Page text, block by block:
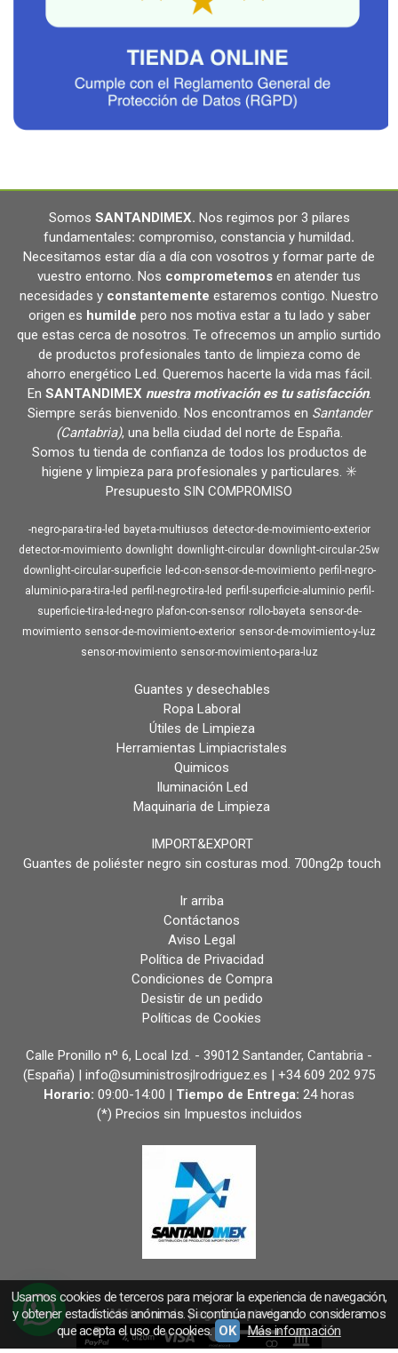
Somos SANTANDIMEX. Nos regimos por 3 pilares
fundamentales: compromiso, constancia y humildad.
Necesitamos estar día a día con vosotros y formar parte de
vuestro entorno. Nos comprometemos en atender tus
necesidades y constantemente estaremos contigo. Nuestro
origen es humilde pero nos motiva estar a tu lado y saber
que estas cerca de nosotros. Te ofrecemos un amplio surtido
de productos profesionales tanto de limpieza como de
ahorro energético Led. Queremos hacerte la vida mas fácil.
En SANTANDIMEX nuestra motivación es tu satisfacción.
Siempre serás bienvenido. Nos encontramos en Santander
(Cantabria), una bella ciudad del norte de España.
Somos tu tienda de confianza de todos los productos de
higiene y limpieza para profesionales y particulares. ✳️
Presupuesto SIN COMPROMISO
-negro-para-tira-led bayeta-multiusos detector-de-movimiento-exterior
detector-movimiento downlight downlight-circular downlight-circular-25w
downlight-circular-superficie
led-con-sensor-de-movimiento perfil-negro-
aluminio-para-tira-led perfil-negro-tira-led perfil-superficie-aluminio perfil-
superficie-tira-led-negro plafon-con-sensor rollo-bayeta sensor-de-
movimiento sensor-de-movimiento-exterior sensor-de-movimiento-y-luz
sensor-movimiento sensor-movimiento-para-luz
Guantes y desechables
Ropa Laboral
Útiles de Limpieza
Herramientas Limpiacristales
Quimicos
Iluminación Led
Maquinaria de Limpieza
IMPORT&EXPORT
Guantes de poliéster negro sin costuras mod. 700ng2p touch
Ir arriba
Contáctanos
Aviso Legal
Política de Privacidad
Condiciones de Compra
Desistir de un pedido
Políticas de Cookies
Calle Pronillo nº 6, Local Izd. - 39012 Santander, Cantabria -
(España) | info@suministrosjlrodriguez.es | +34 609 202 975
Horario: 09:00-14:00 | Tiempo de Entrega: 24 horas
(*) Precios sin Impuestos incluidos
Métodos de pago aceptados
Usamos cookies de terceros para mejorar la experiencia de navegación,
y obtener estadísticas anónimas. Si continúa navegando consideramos
que acepta el uso de cookies. OK Más información